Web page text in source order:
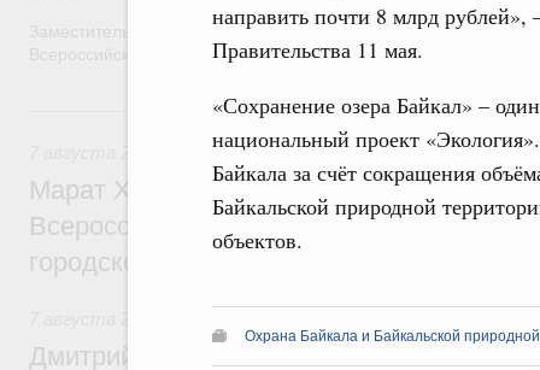
направить почти 8 млрд
Правительства 11 мая.
«Сохранение озера Байкал» –
национальный проект
Байкала за счёт сокращения
Байкальской природной
объектов.
Охрана Байкала и Байкальской
Заместитель Председателя Правительства Татьяна Голикова
Всероссийского общественного движения «Волонтёры-
7 августа, пятница
Экономика городов. Городская среда
Марат Хуснуллин провёл заседание
Всероссийского конкурса лучших
городской среды
Дмитрий Чернышенко и Сергей Кравцов